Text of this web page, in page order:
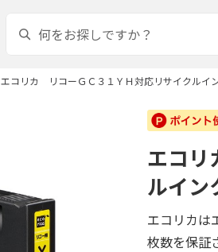
エコリカ リコーＧＣ３１ＹＨ対応リサイクルイ
エコ
ルイ
エコリカは
枚数を保証